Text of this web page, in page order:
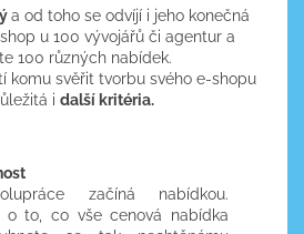
a od toho se odvíjí i jeho konečná
u 100 vývojářů či agentur a
100 různých nabídek.
komu svěřit tvorbu svého e-shopu
i další kritéria.
začíná nabídkou.
o to, co vše cenová nabídka